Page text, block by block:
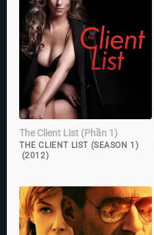
The Client List (Phần 1)
THE CLIENT LIST (SEASON 1)
(2012)